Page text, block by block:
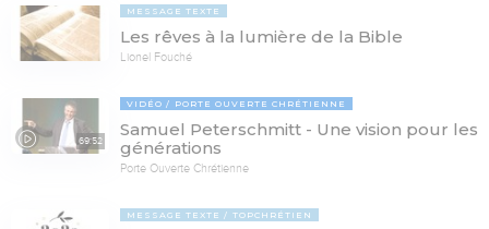
MESSAGE TEXTE
Les rêves à la lumière de la Bible
Lionel Fouché
69:52
VIDÉO PORTE OUVERTE CHRÉTIENNE
Samuel Peterschmitt - Une vision pour les
générations
Porte Ouverte Chrétienne
MESSAGE TEXTE TOPCHRÉTIEN